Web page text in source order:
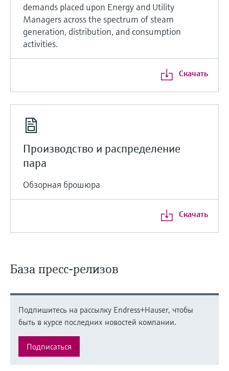
demands placed upon Energy and Utility
Managers across the spectrum of steam
generation, distribution, and consumption
activities.
Скачать
Производство и распределение
пара
Обзорная брошюра
Скачать
База пресс-релизов
Подпишитесь на рассылку Endress+Hauser, чтобы
быть в курсе последних новостей компании.
Подписаться